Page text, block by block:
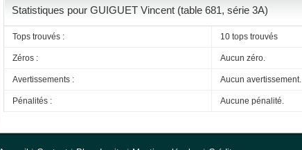
Statistiques pour GUIGUET Vincent (table 681, série 3A)
Tops trouvés : 10 tops trouvés
Zéros : Aucun zéro.
Avertissements : Aucun avertissement.
Pénalités : Aucune pénalité.